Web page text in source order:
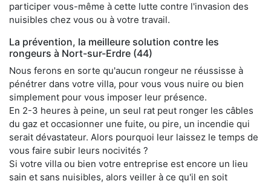
participer vous-même à cette lutte contre l'invasion des
nuisibles chez vous ou à votre travail.
La prévention, la meilleure solution contre les
rongeurs à Nort-sur-Erdre (44)
Nous ferons en sorte qu'aucun rongeur ne réussisse à
pénétrer dans votre villa, pour vous vous nuire ou bien
simplement pour vous imposer leur présence.
En 2-3 heures à peine, un seul rat peut ronger les câbles
du gaz et occasionner une fuite, ou pire, un incendie qui
serait dévastateur. Alors pourquoi leur laissez le temps de
vous faire subir leurs nocivités ?
Si votre villa ou bien votre entreprise est encore un lieu
sain et sans nuisibles, alors veiller à ce qu'il en soit